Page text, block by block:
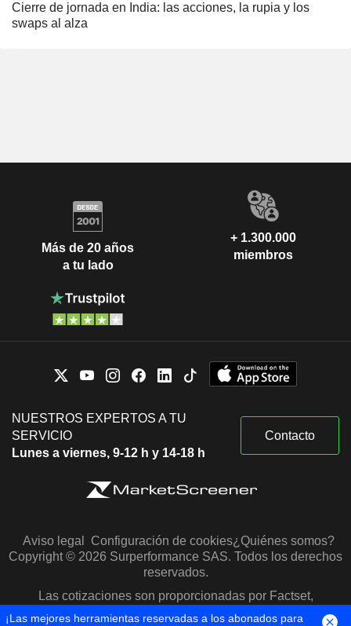
Cierre de jornada en India: las acciones, la rupia y los
swaps al alza
Más de 20 años
a tu lado
+ 1.300.000
miembros
NUESTROS EXPERTOS A TU
SERVICIO
Lunes a viernes, 9-12 h y 14-18 h
Contacto
Aviso legal Configuración de cookies¿Quiénes somos?
Copyright © 2026 Surperformance SAS. Todos los derechos
reservados.
Las cotizaciones son proporcionadas por Factset,
Morningstar y S&P Capital IQ
¡Las mejores herramientas reservadas a los abonados para